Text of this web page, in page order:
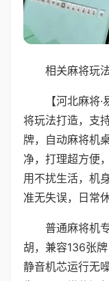
相关麻将玩
【河北麻将
将玩法打造，支
牌，自动麻将机
净，打理超方便
用不扰生活，机
准无失误，日常
普通麻将机
胡，兼容136张
静音机芯运行无